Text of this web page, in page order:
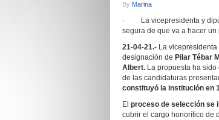
By Marina
· La vicepresidenta y
segura de que va a hacer
21-04-21.- La vicepresidenta
designación de Pilar Tébar
Albert. La propuesta ha
de las candidaturas
constituyó la institución en
El proceso de selección se
cubrir el cargo honorífico de